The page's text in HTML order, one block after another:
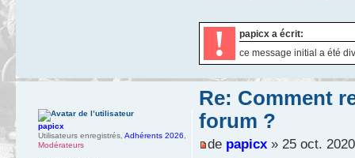
!
papicx a écrit:
ce message initial a été
Re: Comment
forum ?
de papicx» 25 oct.
papicx
Utilisateurs enregistrés Adhérents 2026
Modérateurs